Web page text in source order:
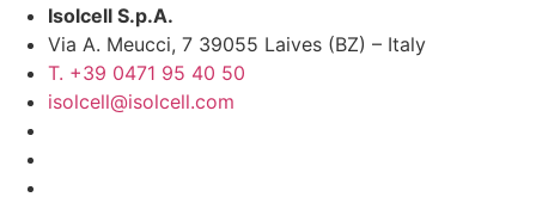
Isolcell S.p.A.
Via A. Meucci, 7 39055 Laives (BZ) – Italy
T. +39 0471 95 40 50
isolcell@isolcell.com